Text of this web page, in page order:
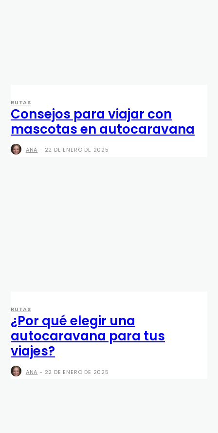
RUTAS
Consejos para viajar con
mascotas en autocaravana
ANA - 22 DE ENERO DE 2025
RUTAS
¿Por qué elegir una
autocaravana para tus
viajes?
ANA - 22 DE ENERO DE 2025